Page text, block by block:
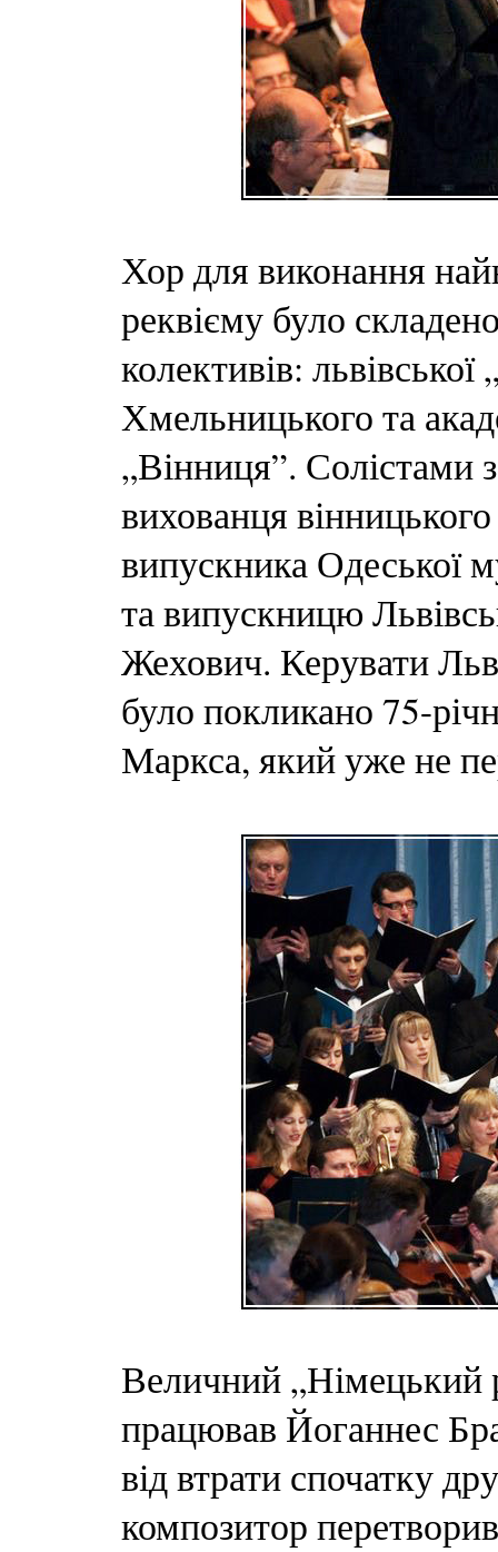
Хор для виконання
реквієму було
колективів:
Хмельницького та
„Вінниця”. Солістами
вихованця
випускника Одеської
та випускницю
Жехович. Керувати
було покликано 75-
Маркса, який уже не
Величний „Німецький
працював Йоганнес
від втрати спочатку
композитор